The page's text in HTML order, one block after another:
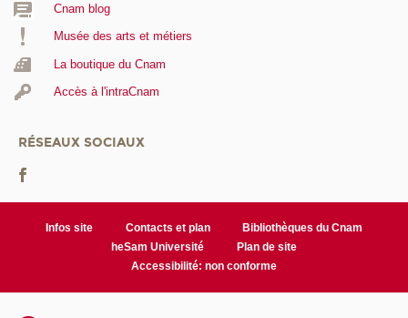
Cnam blog
Musée des arts et métiers
La boutique du Cnam
Accès à l'intraCnam
RÉSEAUX SOCIAUX
Infos site Contacts et plan
Bibliothèques du Cnam
heSam Université
Plan de site
Accessibilité: non conforme